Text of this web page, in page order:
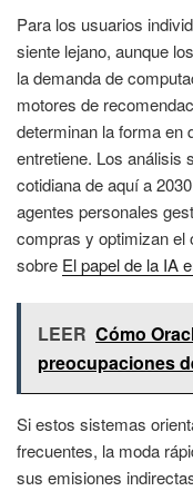
Para los usuarios
siente lejano, aunque
la demanda de
motores de
determinan la forma en
entretiene. Los análisis
cotidiana de aquí a
agentes personales
compras y optimizan el
sobre El papel de la IA
LEER Cómo
preocupaciones
Si estos sistemas
frecuentes, la moda
sus emisiones